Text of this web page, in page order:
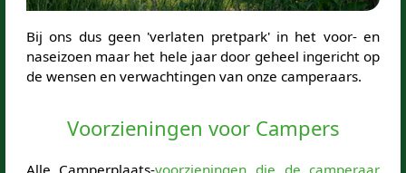
Bij ons dus geen 'verlaten pretpark' in het voor- en
naseizoen maar het hele jaar door geheel ingericht op
de wensen en verwachtingen van onze camperaars.
Voorzieningen voor Campers
Alle Camperplaats-voorzieningen die de camperaar